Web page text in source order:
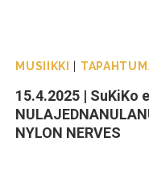
MUSIIKKI
15.4.2025 | SuKiKo
NYLON NERVES